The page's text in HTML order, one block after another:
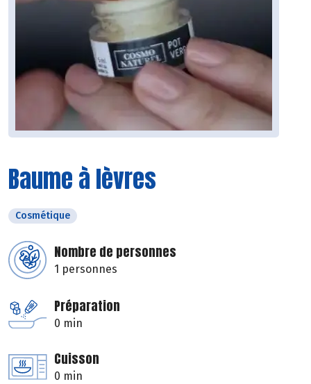
Baume à lèvres
Cosmétique
Nombre de personnes
1 personnes
Préparation
0 min
Cuisson
0 min